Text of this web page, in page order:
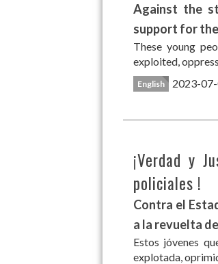
Against the
support for
These young
exploited,
English 2023-
¡Verdad y
policiales !
Contra el
a la revuelta
Estos jóvenes
explotada,